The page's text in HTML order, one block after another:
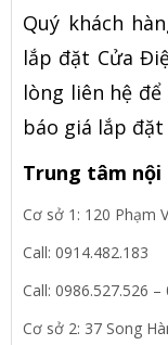
Quý khách
lắp đặt Cửa
lòng liên hệ
báo giá lắp
Trung tâm
Cơ sở 1: 120 Phạm
Call: 0914.482.183
Call: 0986.527.526 –
Cơ sở 2: 37 Song